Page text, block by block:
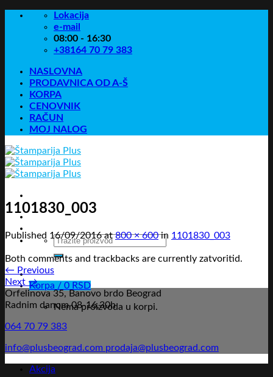
Skip
Lokacija
e-mail
08:00 - 16:30
+38164 70 79 383
NASLOVNA
PRODAVNICA OD A-Š
KORPA
CENOVNIK
RAČUN
MOJ NALOG
Pretraga
Korpa / 0 RSD
Nema proizvoda u korpi.
1101830_003
Published 16/09/2016at800 × 600in 1101830_003
Both comments and trackbacks are currently zatvoritid.
← Previous
Next →
Orfelinova 35, Banovo brdo Beograd
Radnim danom 08-16,30h
064 70 79 383
info@plusbeograd.com prodaja@plusbeograd.com
Akcija